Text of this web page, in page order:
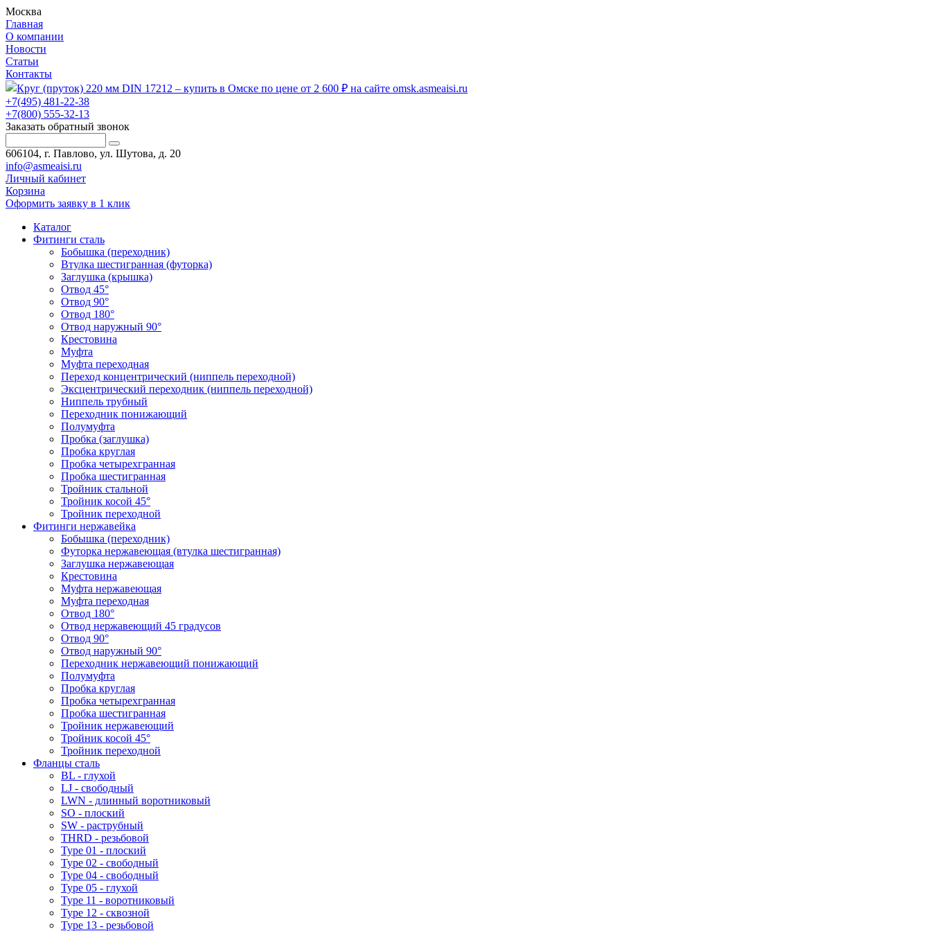
Москва
Главная
О компании
Новости
Статьи
Контакты
+7(495) 481-22-38
+7(800) 555-32-13
Заказать обратный звонок
606104, г. Павлово, ул. Шутова, д. 20
info@asmeaisi.ru
Личный кабинет
Корзина
Оформить заявку в 1 клик
Каталог
Фитинги сталь
Бобышка (переходник)
Втулка шестигранная (футорка)
Заглушка (крышка)
Отвод 45°
Отвод 90°
Отвод 180°
Отвод наружный 90°
Крестовина
Муфта
Муфта переходная
Переход концентрический (ниппель переходной)
Эксцентрический переходник (ниппель переходной)
Ниппель трубный
Переходник понижающий
Полумуфта
Пробка (заглушка)
Пробка круглая
Пробка четырехгранная
Пробка шестигранная
Тройник стальной
Тройник косой 45°
Тройник переходной
Фитинги нержавейка
Бобышка (переходник)
Футорка нержавеющая (втулка шестигранная)
Заглушка нержавеющая
Крестовина
Муфта нержавеющая
Муфта переходная
Отвод 180°
Отвод нержавеющий 45 градусов
Отвод 90°
Отвод наружный 90°
Переходник нержавеющий понижающий
Полумуфта
Пробка круглая
Пробка четырехгранная
Пробка шестигранная
Тройник нержавеющий
Тройник косой 45°
Тройник переходной
Фланцы сталь
BL - глухой
LJ - свободный
LWN - длинный воротниковый
SO - плоский
SW - раструбный
THRD - резьбовой
Type 01 - плоский
Type 02 - свободный
Type 04 - свободный
Type 05 - глухой
Type 11 - воротниковый
Type 12 - сквозной
Type 13 - резьбовой